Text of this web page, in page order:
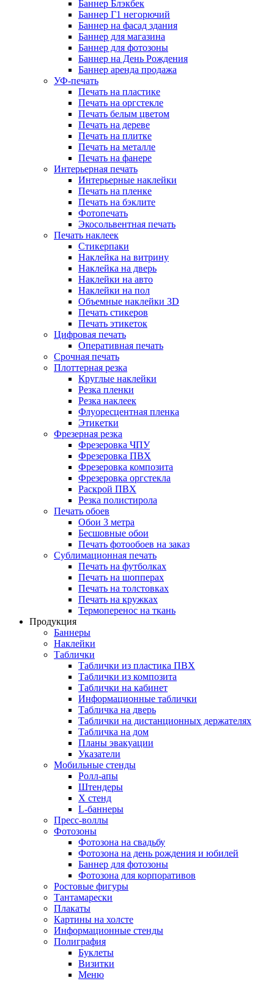
Баннер Блэкбек
Баннер Г1 негорючий
Баннер на фасад здания
Баннер для магазина
Баннер для фотозоны
Баннер на День Рождения
Баннер аренда продажа
УФ-печать
Печать на пластике
Печать на оргстекле
Печать белым цветом
Печать на дереве
Печать на плитке
Печать на металле
Печать на фанере
Интерьерная печать
Интерьерные наклейки
Печать на пленке
Печать на бэклите
Фотопечать
Экосольвентная печать
Печать наклеек
Стикерпаки
Наклейка на витрину
Наклейка на дверь
Наклейки на авто
Наклейки на пол
Объемные наклейки 3D
Печать стикеров
Печать этикеток
Цифровая печать
Оперативная печать
Срочная печать
Плоттерная резка
Круглые наклейки
Резка пленки
Резка наклеек
Флуоресцентная пленка
Этикетки
Фрезерная резка
Фрезеровка ЧПУ
Фрезеровка ПВХ
Фрезеровка композита
Фрезеровка оргстекла
Раскрой ПВХ
Резка полистирола
Печать обоев
Обои 3 метра
Бесшовные обои
Печать фотообоев на заказ
Сублимационная печать
Печать на футболках
Печать на шопперах
Печать на толстовках
Печать на кружках
Термоперенос на ткань
Продукция
Баннеры
Наклейки
Таблички
Таблички из пластика ПВХ
Таблички из композита
Таблички на кабинет
Информационные таблички
Табличка на дверь
Таблички на дистанционных держателях
Табличка на дом
Планы эвакуации
Указатели
Мобильные стенды
Ролл-апы
Штендеры
Х стенд
L-баннеры
Пресс-воллы
Фотозоны
Фотозона на свадьбу
Фотозона на день рождения и юбилей
Баннер для фотозоны
Фотозона для корпоративов
Ростовые фигуры
Тантамарески
Плакаты
Картины на холсте
Информационные стенды
Полиграфия
Буклеты
Визитки
Меню